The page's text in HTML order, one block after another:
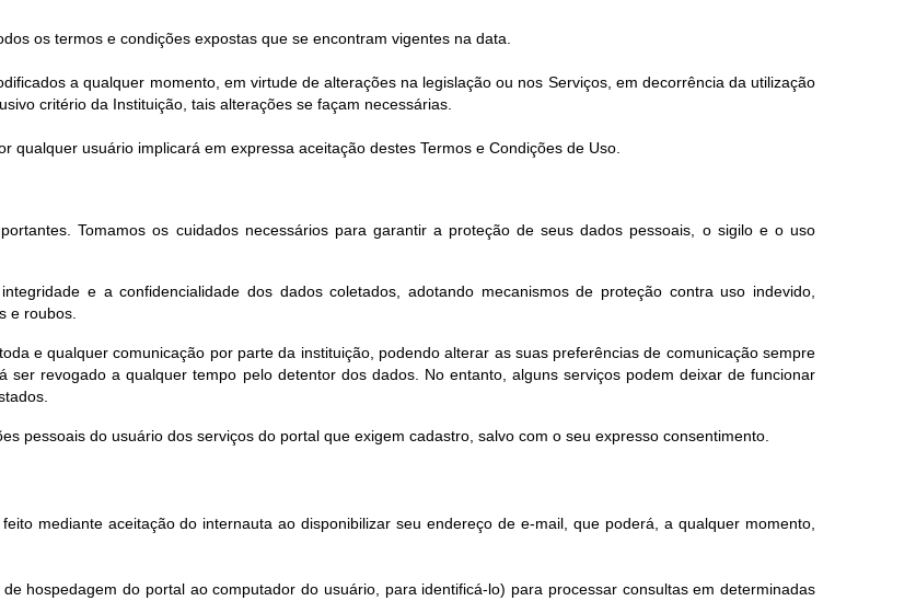
os termos e condições expostas que se encontram vigentes na data.
a qualquer momento, em virtude de alterações na legislação ou nos Serviços, em decorrência da utilização
critério da Instituição, tais alterações se façam necessárias.
qualquer usuário implicará em expressa aceitação destes Termos e Condições de Uso.
Tomamos os cuidados necessários para garantir a proteção de seus dados pessoais, o sigilo e o uso
e a confidencialidade dos dados coletados, adotando mecanismos de proteção contra uso indevido,
e roubos.
e qualquer comunicação por parte da instituição, podendo alterar as suas preferências de comunicação sempre
ser revogado a qualquer tempo pelo detentor dos dados. No entanto, alguns serviços podem deixar de funcionar
pessoais do usuário dos serviços do portal que exigem cadastro, salvo com o seu expresso consentimento.
mediante aceitação do internauta ao disponibilizar seu endereço de e-mail, que poderá, a qualquer momento,
hospedagem do portal ao computador do usuário, para identificá-lo) para processar consultas em determinadas